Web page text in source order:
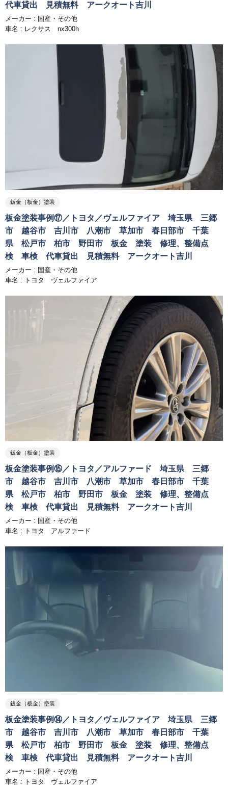
代車貸出 見積無料 アークオート吉川
メーカー : 国産・その他
車名 : レクサス nx300h
鈑金（板金）塗装
板金塗装事例⑰／トヨタ／ヴェルファイア 埼玉県 三郷
市 越谷市 吉川市 八潮市 草加市 春日部市 千葉
県 松戸市 柏市 野田市 板金 塗装 修理、整備点
検 車検 代車貸出 見積無料 アークオート吉川
メーカー : 国産・その他
車名 : トヨタ ヴェルファイア
鈑金（板金）塗装
板金塗装事例⑮／トヨタ／アルファード 埼玉県 三郷
市 越谷市 吉川市 八潮市 草加市 春日部市 千葉
県 松戸市 柏市 野田市 板金 塗装 修理、整備点
検 車検 代車貸出 見積無料 アークオート吉川
メーカー : 国産・その他
車名 : トヨタ アルファード
鈑金（板金）塗装
板金塗装事例⑭／トヨタ／ヴェルファイア 埼玉県 三郷
市 越谷市 吉川市 八潮市 草加市 春日部市 千葉
県 松戸市 柏市 野田市 板金 塗装 修理、整備点
検 車検 代車貸出 見積無料 アークオート吉川
メーカー : 国産・その他
車名 : トヨタ ヴェルファイア